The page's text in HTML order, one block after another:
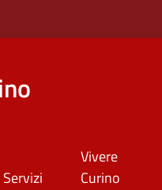
Servizi
Vivere
Curino